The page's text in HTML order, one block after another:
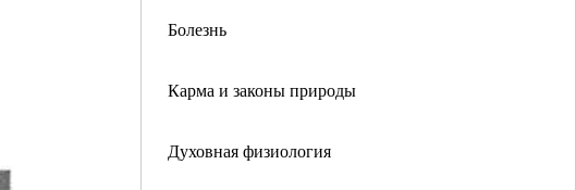
Болезнь
Карма и законы природы
Духовная физиология